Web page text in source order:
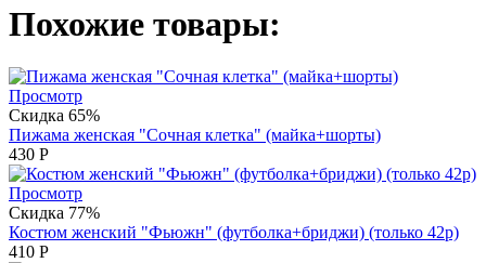
Похожие товары:
Просмотр
Скидка 65%
Пижама женская "Сочная клетка" (майка+шорты)
430 Р
Просмотр
Скидка 77%
Костюм женский "Фьюжн" (футболка+бриджи) (только 42р)
410 Р